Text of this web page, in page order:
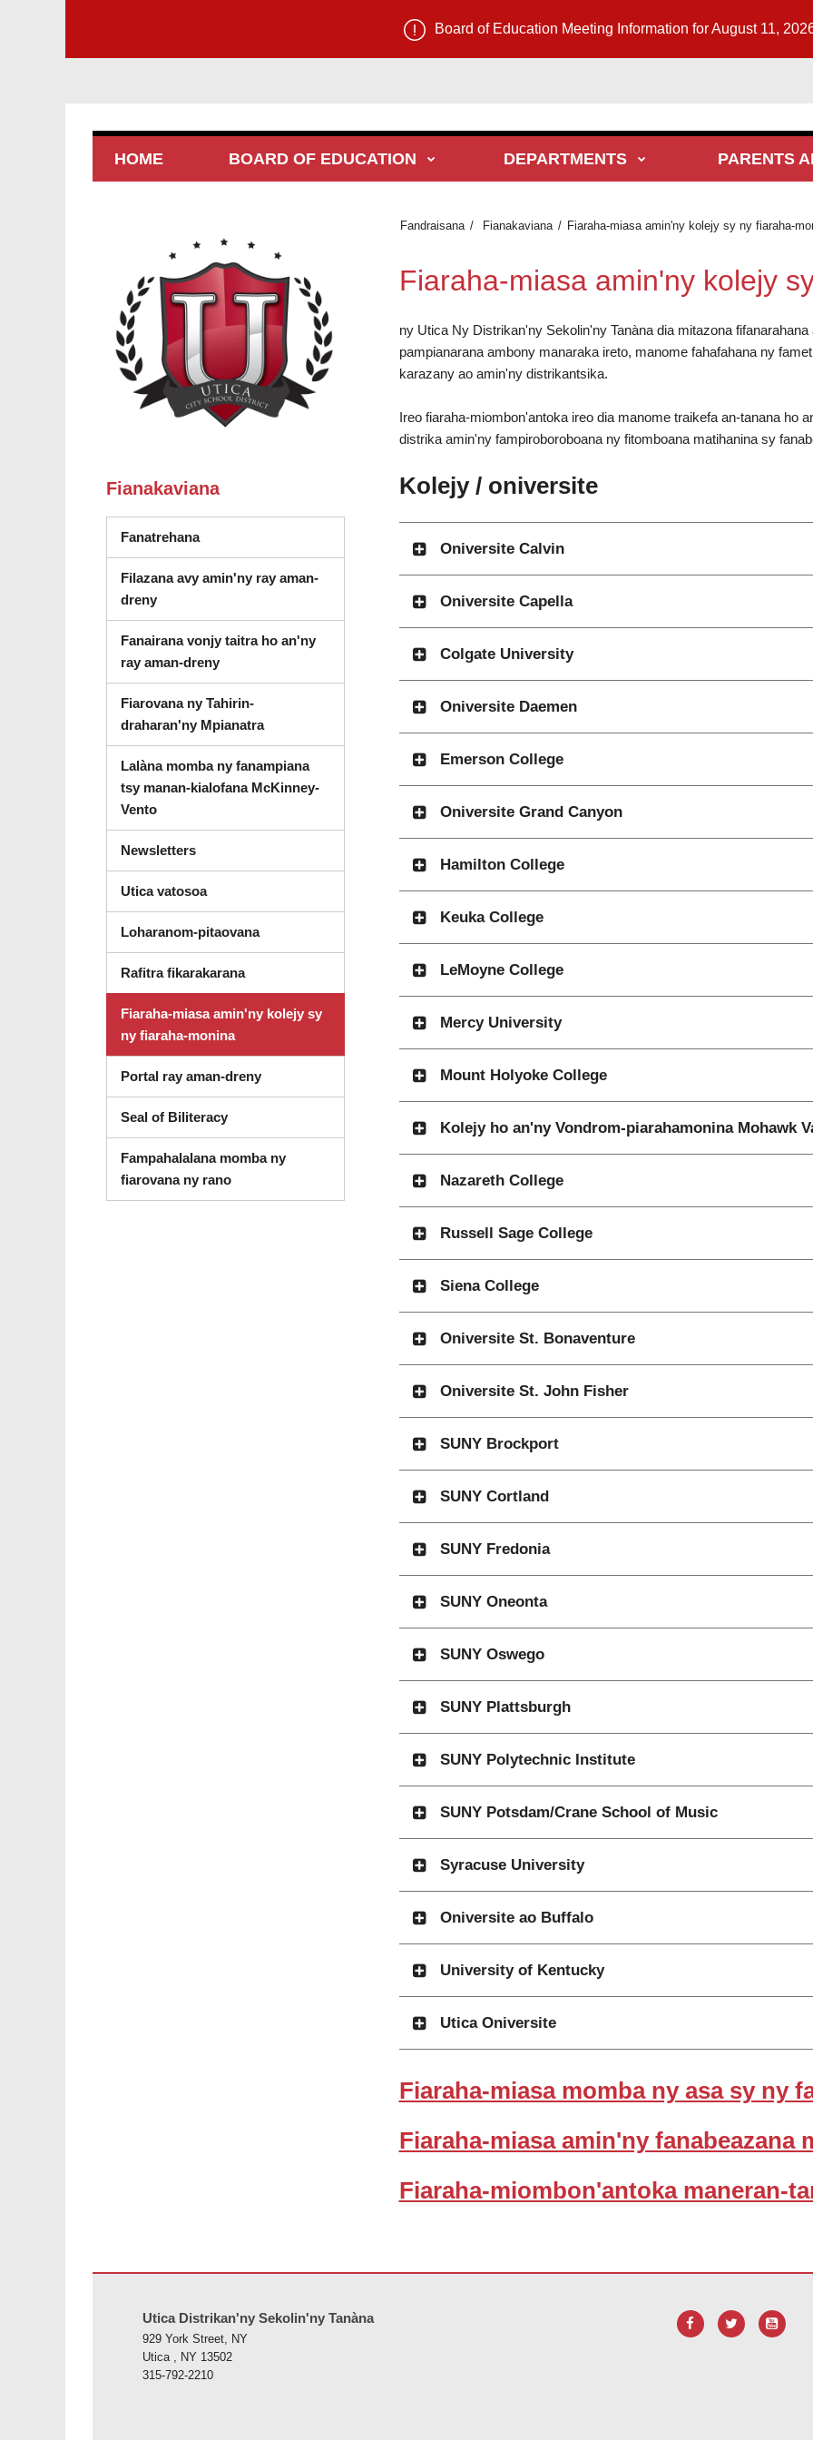
Board of Education Meeting Information for August 11,
HOME BOARD OF EDUCATION DEPARTMENTS PARENTS
Fandraisana Fianakaviana Fiaraha-miasa amin'ny kolejy sy ny fiaraha-
Fiaraha-miasa amin'ny kolejy
ny Utica Ny Distrikan'ny Sekolin'ny Tanàna dia mitazona
pampianarana ambony manaraka ireto, manome fahafahana ny
karazany ao amin'ny distrikantsika.
Ireo fiaraha-miombon'antoka ireo dia manome traikefa an-tanana ho
distrika amin'ny fampiroboroboana ny fitomboana matihanina sy
Kolejy / oniversite
Oniversite Calvin
Oniversite Capella
Colgate University
Oniversite Daemen
Emerson College
Oniversite Grand Canyon
Hamilton College
Keuka College
LeMoyne College
Mercy University
Mount Holyoke College
Kolejy ho an'ny Vondrom-piarahamonina Mohawk
Nazareth College
Russell Sage College
Siena College
Oniversite St. Bonaventure
Oniversite St. John Fisher
SUNY Brockport
SUNY Cortland
SUNY Fredonia
SUNY Oneonta
SUNY Oswego
SUNY Plattsburgh
SUNY Polytechnic Institute
SUNY Potsdam/Crane School of Music
Syracuse University
Oniversite ao Buffalo
University of Kentucky
Utica Oniversite
Fiaraha-miasa momba ny asa sy ny
Fiaraha-miasa amin'ny fanabeazana
Fiaraha-miombon'antoka maneran-
Fianakaviana
Fanatrehana
Filazana avy amin'ny ray aman-
dreny
Fanairana vonjy taitra ho an'ny
ray aman-dreny
Fiarovana ny Tahirin-
draharan'ny Mpianatra
Lalàna momba ny fanampiana
tsy manan-kialofana McKinney-
Vento
Newsletters
Utica vatosoa
Loharanom-pitaovana
Rafitra fikarakarana
Fiaraha-miasa amin'ny kolejy sy
ny fiaraha-monina
Portal ray aman-dreny
Seal of Biliteracy
Fampahalalana momba ny
fiarovana ny rano
Utica Distrikan'ny Sekolin'ny Tanàna
929 York Street, NY
Utica , NY 13502
315-792-2210